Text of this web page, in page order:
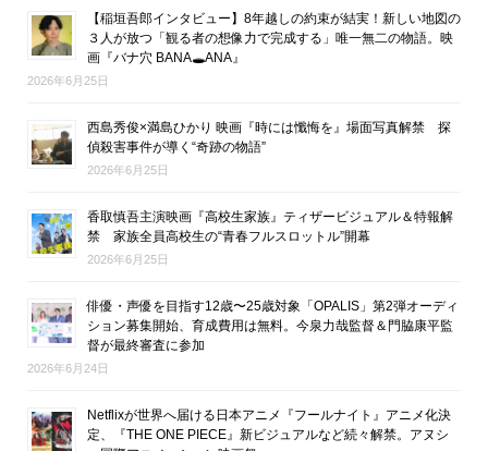
【稲垣吾郎インタビュー】8年越しの約束が結実！新しい地図の
３人が放つ「観る者の想像力で完成する」唯一無二の物語。映
画『バナ穴 BANA🕳ANA』
2026年6月25日
西島秀俊×満島ひかり 映画『時には懺悔を』場面写真解禁 探
偵殺害事件が導く“奇跡の物語”
2026年6月25日
香取慎吾主演映画『高校生家族』ティザービジュアル＆特報解
禁 家族全員高校生の“青春フルスロットル”開幕
2026年6月25日
俳優・声優を目指す12歳〜25歳対象「OPALIS」第2弾オーディ
ション募集開始、育成費用は無料。今泉力哉監督＆門脇康平監
督が最終審査に参加
2026年6月24日
Netflixが世界へ届ける日本アニメ『フールナイト』アニメ化決
定、『THE ONE PIECE』新ビジュアルなど続々解禁。アヌシ